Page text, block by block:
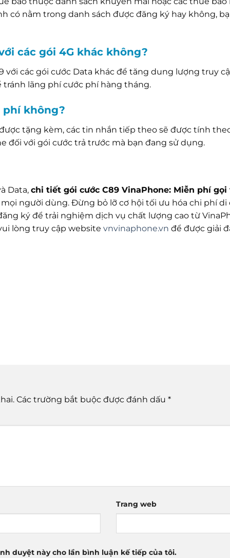
có nằm trong danh sách được đăng ký hay không,
các gói 4G khác không?
với các gói cước Data khác để tăng dung lượng truy
lãng phí cước phí hàng tháng.
phí không?
tặng kèm, các tin nhắn tiếp theo sẽ được tính
đối với gói cước trả trước mà bạn đang sử dụng.
Data, chi tiết gói cước C89 VinaPhone: Miễn phí gọi
người dùng. Đừng bỏ lỡ cơ hội tối ưu hóa chi phí di
ký để trải nghiệm dịch vụ chất lượng cao từ
lòng truy cập website vnvinaphone.vn để được giải
Các trường bắt buộc được đánh dấu *
Trang web
duyệt này cho lần bình luận kế tiếp của tôi.